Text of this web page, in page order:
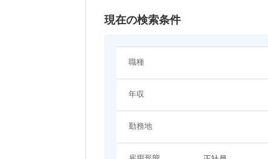
現在の検索条件
職種
システムエンジニア（制御・組み込
ネットワーク・サーバ設
年収
勤務地
関わるプロジェクト・ジャンルに関するキーワード
コンサルタント